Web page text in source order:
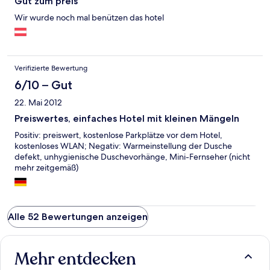
Wir wurde noch mal benützen das hotel
Verifizierte Bewertung
6/10 – Gut
22. Mai 2012
Preiswertes, einfaches Hotel mit kleinen Mängeln
Positiv: preiswert, kostenlose Parkplätze vor dem Hotel,
kostenloses WLAN; Negativ: Warmeinstellung der Dusche
defekt, unhygienische Duschevorhänge, Mini-Fernseher (nicht
mehr zeitgemäß)
Alle 52 Bewertungen anzeigen
Mehr entdecken